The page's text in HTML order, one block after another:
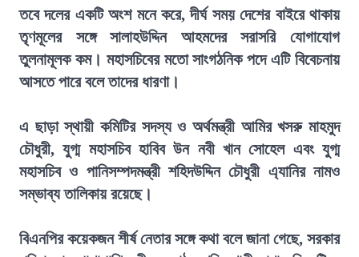
তবে দলের একটি অংশ মনে করে, দীর্ঘ সময় দেশের বাইরে থাকায়
তৃণমূলের সঙ্গে সালাহউদ্দিন আহমদের সরাসরি যোগাযোগ
তুলনামূলক কম। মহাসচিবের মতো সাংগঠনিক পদে এটি বিবেচনায়
আসতে পারে বলে তাদের ধারণা।
এ ছাড়া স্থায়ী কমিটির সদস্য ও অর্থমন্ত্রী আমির খসরু মাহমুদ
চৌধুরী, যুগ্ম মহাসচিব হাবিব উন নবী খান সোহেল এবং যুগ্ম
মহাসচিব ও পানিসম্পদমন্ত্রী শহিদউদ্দিন চৌধুরী এ্যানির নামও
সম্ভাব্য তালিকায় রয়েছে।
বিএনপির কয়েকজন শীর্ষ নেতার সঙ্গে কথা বলে জানা গেছে, সরকার